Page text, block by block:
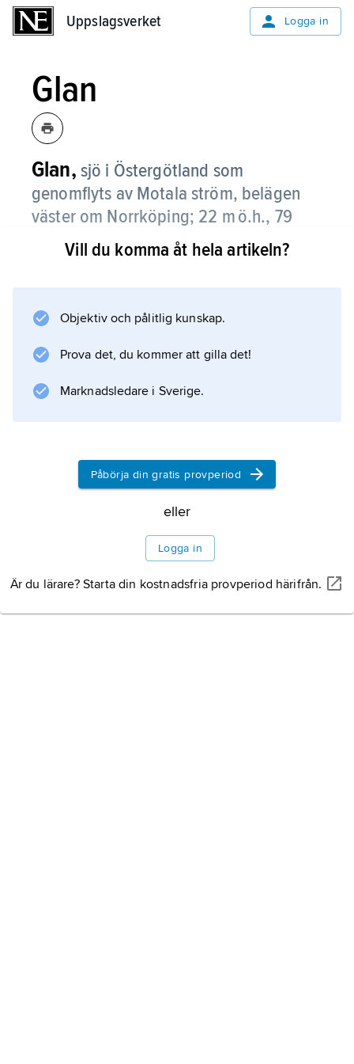
Uppslagsverket Logga in
Glan
Glan, sjö i Östergötland som
genomflyts av Motala ström, belägen
väster om Norrköping; 22 m ö.h., 79
, 23 m djup.
sommaren, ca 14 °C. G. är näringsrik och
siktdjupet litet.
Vill du komma åt hela artikeln?
Objektiv och pålitlig kunskap.
Prova det, du kommer att gilla det!
Marknadsledare i Sverige.
Påbörja din gratis provperiod
eller
Logga in
Är du lärare? Starta din kostnadsfria provperiod härifrån.